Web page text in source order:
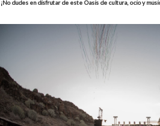
¡No dudes en disfrutar de este Oasis de cultura, ocio y